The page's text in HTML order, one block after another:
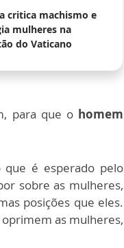
critica machismo e
mulheres na
do Vaticano
para que o homem
que é esperado pelo
sobre as mulheres,
posições que eles.
as mulheres,